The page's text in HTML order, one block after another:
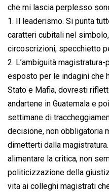
k
p
n
che mi lascia perplesso
1. Il leaderismo. Si punta
caratteri cubitali nel
circoscrizioni, specchietto
2. L’ambiguità
esposto per le indagini che
Stato e Mafia, dovresti
andartene in Guatemala e
settimane di
decisione, non obbligatoria
dimetterti dalla
alimentare la critica, non
politicizzazione della
vita ai colleghi magistrati